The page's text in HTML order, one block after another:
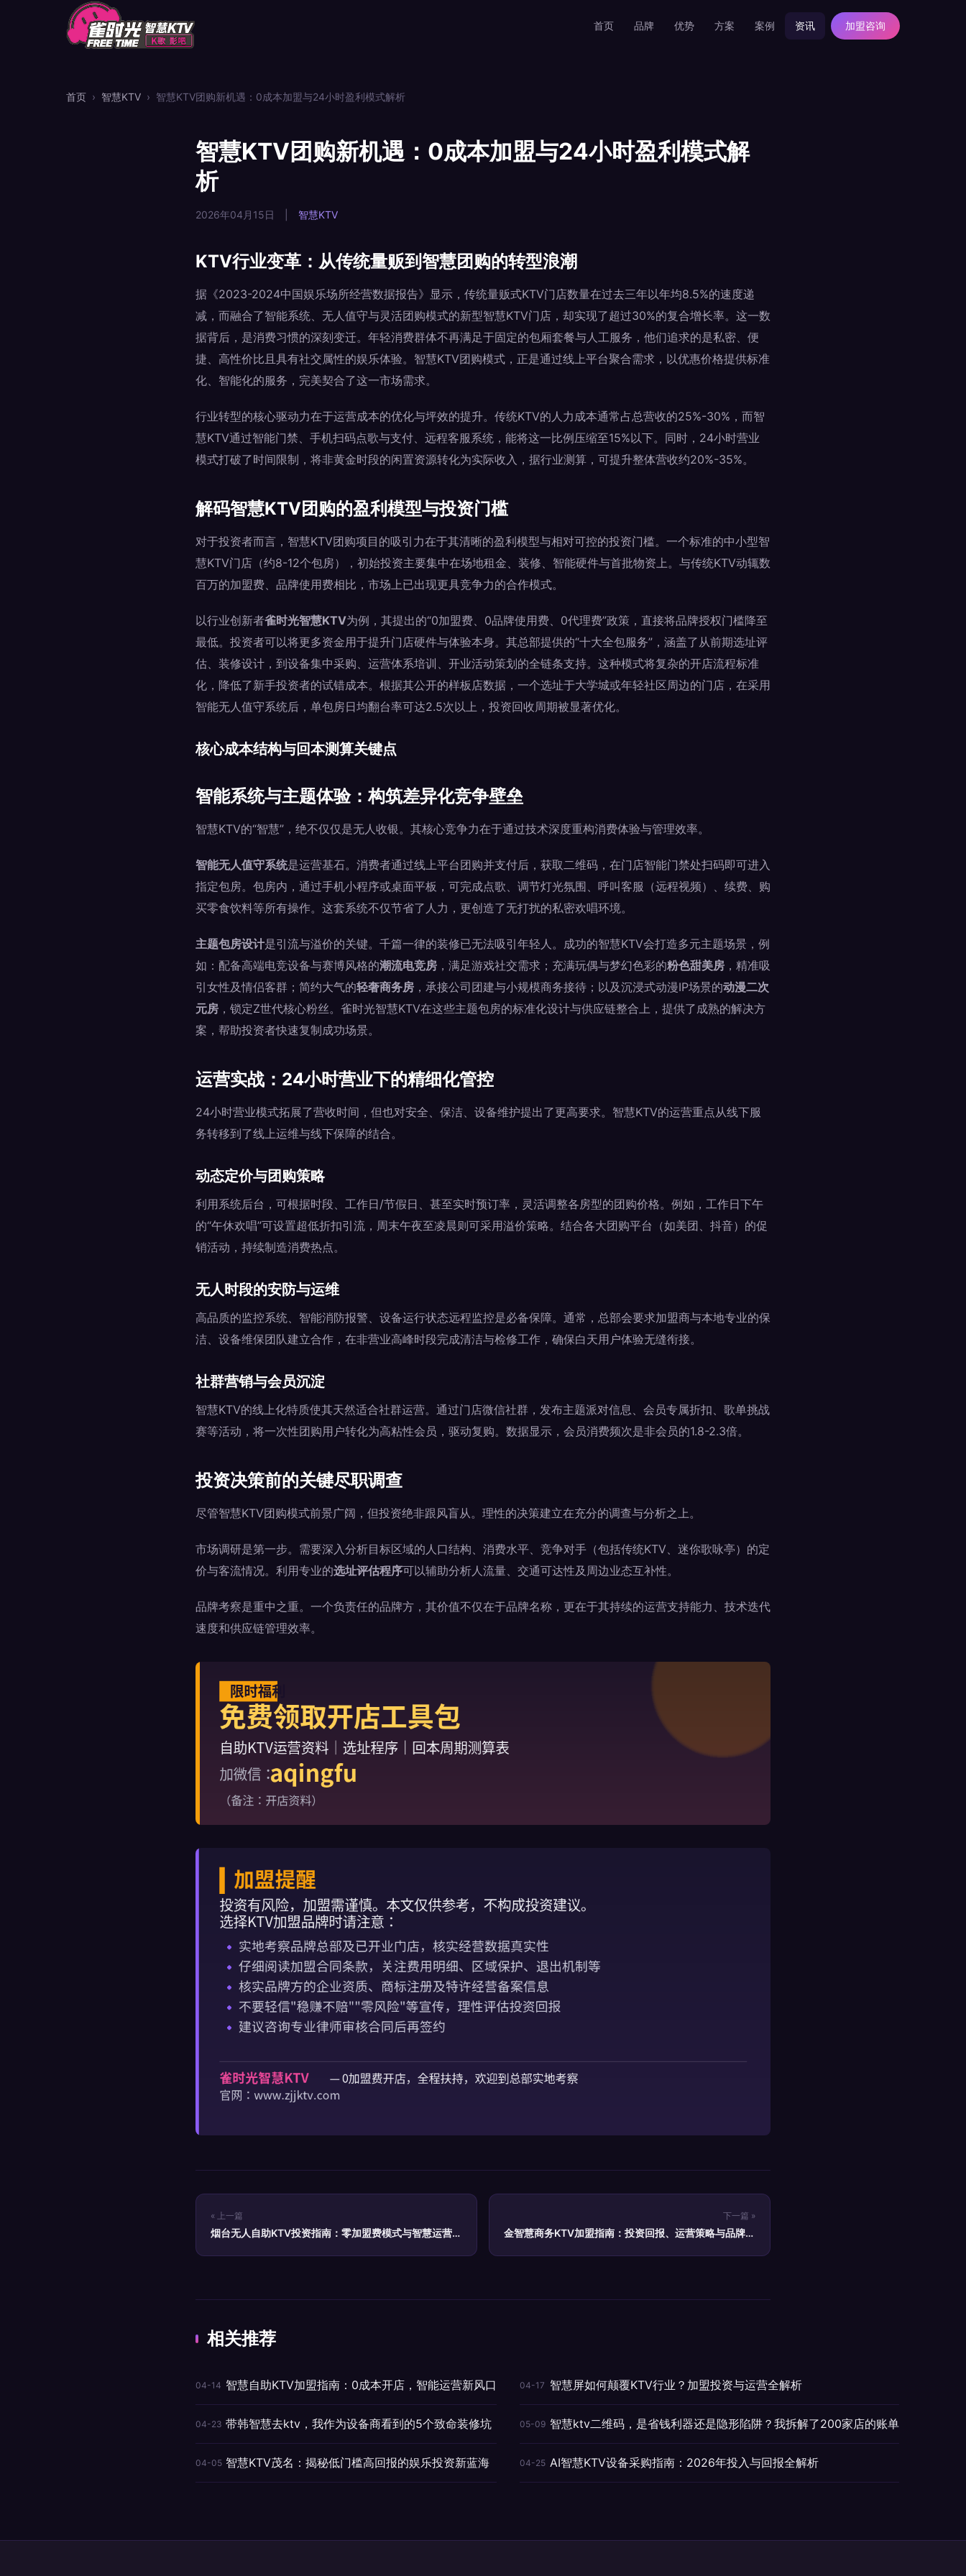
首页 品牌 优势 方案 案例 资讯 加盟咨询
首页 › 智慧KTV › 智慧KTV团购新机遇：0成本加盟与24小时盈利模式解析
智慧KTV团购新机遇：0成本加盟与24小时盈利模式解
析
2026年04月15日 智慧KTV
KTV行业变革：从传统量贩到智慧团购的转型浪潮
据《2023-2024中国娱乐场所经营数据报告》显示，传统量贩式KTV门店数量在过去三年以年均8.5%的速度递
减，而融合了智能系统、无人值守与灵活团购模式的新型智慧KTV门店，却实现了超过30%的复合增长率。这一数
据背后，是消费习惯的深刻变迁。年轻消费群体不再满足于固定的包厢套餐与人工服务，他们追求的是私密、便
捷、高性价比且具有社交属性的娱乐体验。智慧KTV团购模式，正是通过线上平台聚合需求，以优惠价格提供标准
化、智能化的服务，完美契合了这一市场需求。
行业转型的核心驱动力在于运营成本的优化与坪效的提升。传统KTV的人力成本通常占总营收的25%-30%，而智
慧KTV通过智能门禁、手机扫码点歌与支付、远程客服系统，能将这一比例压缩至15%以下。同时，24小时营业
模式打破了时间限制，将非黄金时段的闲置资源转化为实际收入，据行业测算，可提升整体营收约20%-35%。
解码智慧KTV团购的盈利模型与投资门槛
对于投资者而言，智慧KTV团购项目的吸引力在于其清晰的盈利模型与相对可控的投资门槛。一个标准的中小型智
慧KTV门店（约8-12个包房），初始投资主要集中在场地租金、装修、智能硬件与首批物资上。与传统KTV动辄数
百万的加盟费、品牌使用费相比，市场上已出现更具竞争力的合作模式。
以行业创新者雀时光智慧KTV为例，其提出的“0加盟费、0品牌使用费、0代理费”政策，直接将品牌授权门槛降至
最低。投资者可以将更多资金用于提升门店硬件与体验本身。其总部提供的“十大全包服务”，涵盖了从前期选址评
估、装修设计，到设备集中采购、运营体系培训、开业活动策划的全链条支持。这种模式将复杂的开店流程标准
化，降低了新手投资者的试错成本。根据其公开的样板店数据，一个选址于大学城或年轻社区周边的门店，在采用
智能无人值守系统后，单包房日均翻台率可达2.5次以上，投资回收周期被显著优化。
核心成本结构与回本测算关键点
智能系统与主题体验：构筑差异化竞争壁垒
智慧KTV的“智慧”，绝不仅仅是无人收银。其核心竞争力在于通过技术深度重构消费体验与管理效率。
智能无人值守系统是运营基石。消费者通过线上平台团购并支付后，获取二维码，在门店智能门禁处扫码即可进入
指定包房。包房内，通过手机小程序或桌面平板，可完成点歌、调节灯光氛围、呼叫客服（远程视频）、续费、购
买零食饮料等所有操作。这套系统不仅节省了人力，更创造了无打扰的私密欢唱环境。
主题包房设计是引流与溢价的关键。千篇一律的装修已无法吸引年轻人。成功的智慧KTV会打造多元主题场景，例
如：配备高端电竞设备与赛博风格的潮流电竞房 ，满足游戏社交需求；充满玩偶与梦幻色彩的粉色甜美房 ，精准吸
引女性及情侣客群；简约大气的轻奢商务房 ，承接公司团建与小规模商务接待；以及沉浸式动漫IP场景的动漫二次
元房 ，锁定Z世代核心粉丝。雀时光智慧KTV在这些主题包房的标准化设计与供应链整合上，提供了成熟的解决方
案，帮助投资者快速复制成功场景。
运营实战：24小时营业下的精细化管控
24小时营业模式拓展了营收时间，但也对安全、保洁、设备维护提出了更高要求。智慧KTV的运营重点从线下服
务转移到了线上运维与线下保障的结合。
动态定价与团购策略
利用系统后台，可根据时段、工作日/节假日、甚至实时预订率，灵活调整各房型的团购价格。例如，工作日下午
的“午休欢唱”可设置超低折扣引流，周末午夜至凌晨则可采用溢价策略。结合各大团购平台（如美团、抖音）的促
销活动，持续制造消费热点。
无人时段的安防与运维
高品质的监控系统、智能消防报警、设备运行状态远程监控是必备保障。通常，总部会要求加盟商与本地专业的保
洁、设备维保团队建立合作，在非营业高峰时段完成清洁与检修工作，确保白天用户体验无缝衔接。
社群营销与会员沉淀
智慧KTV的线上化特质使其天然适合社群运营。通过门店微信社群，发布主题派对信息、会员专属折扣、歌单挑战
赛等活动，将一次性团购用户转化为高粘性会员，驱动复购。数据显示，会员消费频次是非会员的1.8-2.3倍。
投资决策前的关键尽职调查
尽管智慧KTV团购模式前景广阔，但投资绝非跟风盲从。理性的决策建立在充分的调查与分析之上。
市场调研是第一步。需要深入分析目标区域的人口结构、消费水平、竞争对手（包括传统KTV、迷你歌咏亭）的定
价与客流情况。利用专业的选址评估程序可以辅助分析人流量、交通可达性及周边业态互补性。
品牌考察是重中之重。一个负责任的品牌方，其价值不仅在于品牌名称，更在于其持续的运营支持能力、技术迭代
速度和供应链管理效率。
« 上一篇
烟台无人自助KTV投资指南：零加盟费模式与智慧运营新
下一篇 »
金智慧商务KTV加盟指南：投资回报、运营策略与品牌选
相关推荐
04-14 智慧自助KTV加盟指南：0成本开店，智能运营新风口 04-17 智慧屏如何颠覆KTV行业？加盟投资与运营全解析
04-23 带韩智慧去ktv，我作为设备商看到的5个致命装修坑 05-09 智慧ktv二维码，是省钱利器还是隐形陷阱？我拆解了200家店的账单
04-05 智慧KTV茂名：揭秘低门槛高回报的娱乐投资新蓝海 04-25 AI智慧KTV设备采购指南：2026年投入与回报全解析